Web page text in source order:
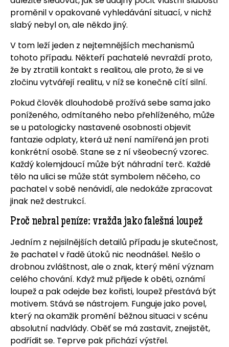
proměnil v opakované vyhledávání situací, v nichž
slabý nebyl on, ale někdo jiný.
V tom leží jeden z nejtemnějších mechanismů
tohoto případu. Někteří pachatelé nevraždí proto,
že by ztratili kontakt s realitou, ale proto, že si ve
zločinu vytvářejí realitu, v níž se konečně cítí silní.
Pokud člověk dlouhodobě prožívá sebe sama jako
poníženého, odmítaného nebo přehlíženého, může
se u patologicky nastavené osobnosti objevit
fantazie odplaty, která už není namířená jen proti
konkrétní osobě. Stane se z ní všeobecný vzorec.
Každý kolemjdoucí může být náhradní terč. Každé
tělo na ulici se může stát symbolem něčeho, co
pachatel v sobě nenávidí, ale nedokáže zpracovat
jinak než destrukcí.
Proč nebral peníze: vražda jako falešná loupež
Jedním z nejsilnějších detailů případu je skutečnost,
že pachatel v řadě útoků nic neodnášel. Nešlo o
drobnou zvláštnost, ale o znak, který mění význam
celého chování. Když muž přijede k oběti, oznámí
loupež a pak odejde bez kořisti, loupež přestává být
motivem. Stává se nástrojem. Funguje jako povel,
který na okamžik promění běžnou situaci v scénu
absolutní nadvlády. Oběť se má zastavit, znejistět,
podřídit se. Teprve pak přichází výstřel.